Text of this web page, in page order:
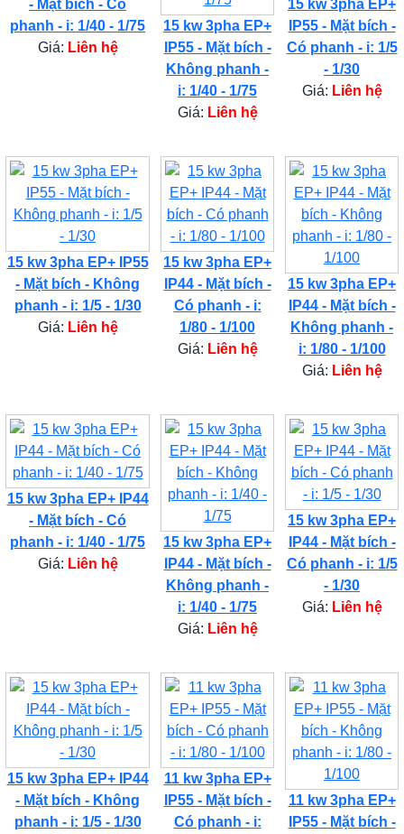
- Mặt bích - Có
phanh - i: 1/40 - 1/75
Giá: Liên hệ
15 kw 3pha EP+
IP55 - Mặt bích -
Không phanh -
i: 1/40 - 1/75
Giá: Liên hệ
15 kw 3pha EP+
IP55 - Mặt bích -
Có phanh - i: 1/5
- 1/30
Giá: Liên hệ
15 kw 3pha EP+ IP55
- Mặt bích - Không
phanh - i: 1/5 - 1/30
Giá: Liên hệ
15 kw 3pha EP+
IP44 - Mặt bích -
Có phanh - i:
1/80 - 1/100
Giá: Liên hệ
15 kw 3pha EP+
IP44 - Mặt bích -
Không phanh -
i: 1/80 - 1/100
Giá: Liên hệ
15 kw 3pha EP+ IP44
- Mặt bích - Có
phanh - i: 1/40 - 1/75
Giá: Liên hệ
15 kw 3pha EP+
IP44 - Mặt bích -
Không phanh -
i: 1/40 - 1/75
Giá: Liên hệ
15 kw 3pha EP+
IP44 - Mặt bích -
Có phanh - i: 1/5
- 1/30
Giá: Liên hệ
15 kw 3pha EP+ IP44
- Mặt bích - Không
phanh - i: 1/5 - 1/30
11 kw 3pha EP+
IP55 - Mặt bích -
Có phanh - i:
11 kw 3pha EP+
IP55 - Mặt bích -